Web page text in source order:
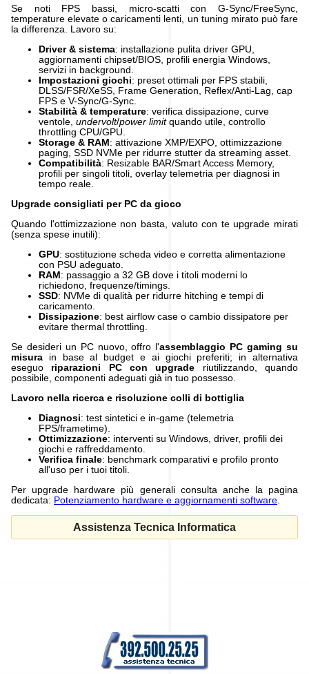
Se noti FPS bassi, micro-scatti con G-Sync/FreeSync,
temperature elevate o caricamenti lenti, un tuning mirato può fare
la differenza. Lavoro su:
Driver & sistema: installazione pulita driver GPU,
aggiornamenti chipset/BIOS, profili energia Windows,
servizi in background.
Impostazioni giochi: preset ottimali per FPS stabili,
DLSS/FSR/XeSS, Frame Generation, Reflex/Anti-Lag, cap
FPS e V-Sync/G-Sync.
Stabilità & temperature: verifica dissipazione, curve
ventole, undervolt/power limitquando utile, controllo
throttling CPU/GPU.
Storage & RAM: attivazione XMP/EXPO, ottimizzazione
paging, SSD NVMe per ridurre stutter da streaming asset.
Compatibilità: Resizable BAR/Smart Access Memory,
profili per singoli titoli, overlay telemetria per diagnosi in
tempo reale.
Upgrade consigliati per PC da gioco
Quando l'ottimizzazione non basta, valuto con te upgrade mirati
(senza spese inutili):
GPU: sostituzione scheda video e corretta alimentazione
con PSU adeguato.
RAM: passaggio a 32 GB dove i titoli moderni lo
richiedono, frequenze/timings.
SSD: NVMe di qualità per ridurre hitching e tempi di
caricamento.
Dissipazione: best airflow case o cambio dissipatore per
evitare thermal throttling.
Se desideri un PC nuovo, offro l'assemblaggio PC gaming su
misura in base al budget e ai giochi preferiti; in alternativa
eseguo riparazioni PC con upgrade riutilizzando, quando
possibile, componenti adeguati già in tuo possesso.
Lavoro nella ricerca e risoluzione colli di bottiglia
Diagnosi: test sintetici e in-game (telemetria
FPS/frametime).
Ottimizzazione: interventi su Windows, driver, profili dei
giochi e raffreddamento.
Verifica finale: benchmark comparativi e profilo pronto
all'uso per i tuoi titoli.
Per upgrade hardware più generali consulta anche la pagina
dedicata: Potenziamento hardware e aggiornamenti software
Assistenza Tecnica Informatica